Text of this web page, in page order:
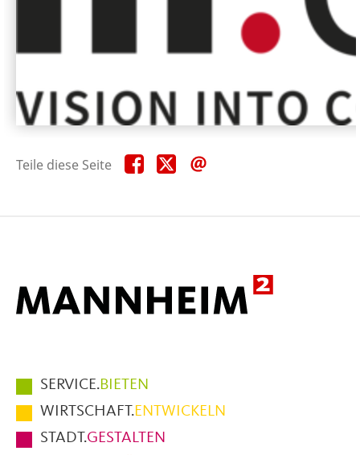
Teile diese Seite Teile
diese
Teile
diese
Hauptmenüpunkte
im
Fußbereich
der
SERVICE.BIETEN
WIRTSCHAFT.ENTWICKELN
STADT.GESTALTEN